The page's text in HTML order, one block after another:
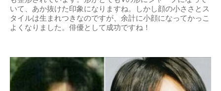
いて、あか抜けた印象になりますね。しかし顔の小ささとス
タイルは生まれつきなのですが、余計に小顔になってかっこ
よくなりました。俳優として成功ですね！